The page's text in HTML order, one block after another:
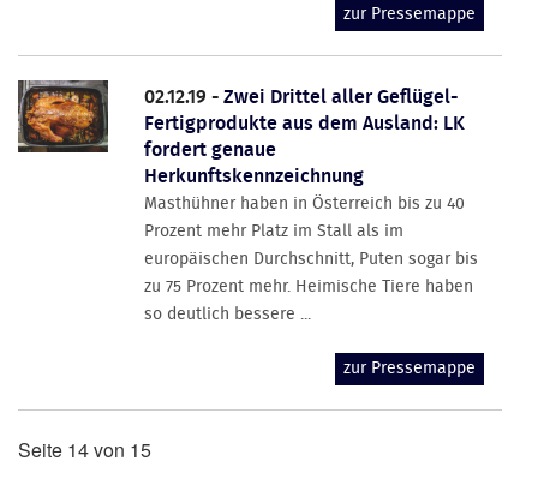
zur Pressemappe
02.12.19 -Zwei Drittel aller Geflügel-
Fertigprodukte aus dem Ausland: LK
fordert genaue
Herkunftskennzeichnung
Masthühner haben in Österreich bis zu 40
Prozent mehr Platz im Stall als im
europäischen Durchschnitt, Puten sogar bis
zu 75 Prozent mehr. Heimische Tiere haben
so deutlich bessere ...
zur Pressemappe
Seite 14 von 15